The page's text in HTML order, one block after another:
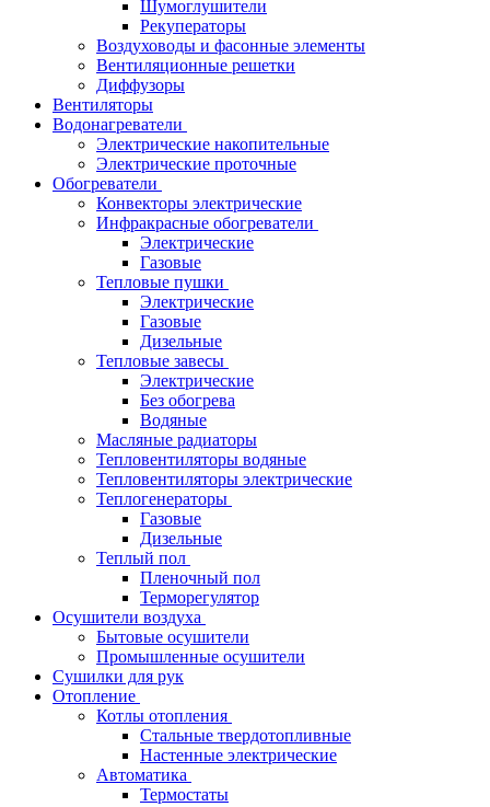
Шумоглушители
Рекуператоры
Воздуховоды и фасонные элементы
Вентиляционные решетки
Диффузоры
Вентиляторы
Водонагреватели
Электрические накопительные
Электрические проточные
Обогреватели
Конвекторы электрические
Инфракрасные обогреватели
Электрические
Газовые
Тепловые пушки
Электрические
Газовые
Дизельные
Тепловые завесы
Электрические
Без обогрева
Водяные
Масляные радиаторы
Тепловентиляторы водяные
Тепловентиляторы электрические
Теплогенераторы
Газовые
Дизельные
Теплый пол
Пленочный пол
Терморегулятор
Осушители воздуха
Бытовые осушители
Промышленные осушители
Сушилки для рук
Отопление
Котлы отопления
Стальные твердотопливные
Настенные электрические
Автоматика
Термостаты